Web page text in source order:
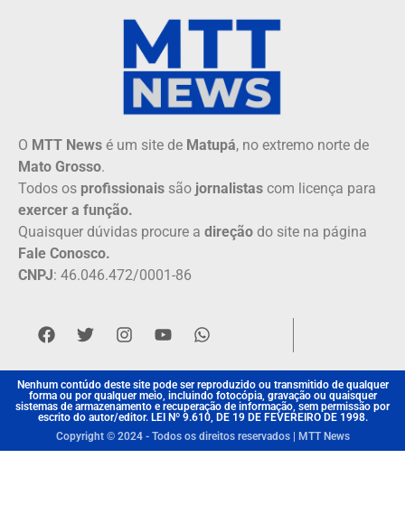
O MTT News é um site de Matupá, no extremo norte de
Mato Grosso.
Todos os profissionais são jornalistas com licença para
exercer a função.
Quaisquer dúvidas procure a direção do site na página
Fale Conosco.
CNPJ: 46.046.472/0001-86
Nenhum contúdo deste site pode ser reproduzido ou transmitido de qualquer
forma ou por qualquer meio, incluindo fotocópia, gravação ou quaisquer
sistemas de armazenamento e recuperação de informação, sem permissão por
escrito do autor/editor. LEI Nº 9.610, DE 19 DE FEVEREIRO DE 1998.
Copyright © 2024 - Todos os direitos reservados | MTT News